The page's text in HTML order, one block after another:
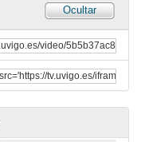
Ocultar Intervención do Director da Escola de Enxeñería Industrial, Juan María Pousa.
Saudas dos profesores
2 de xuño de 2016